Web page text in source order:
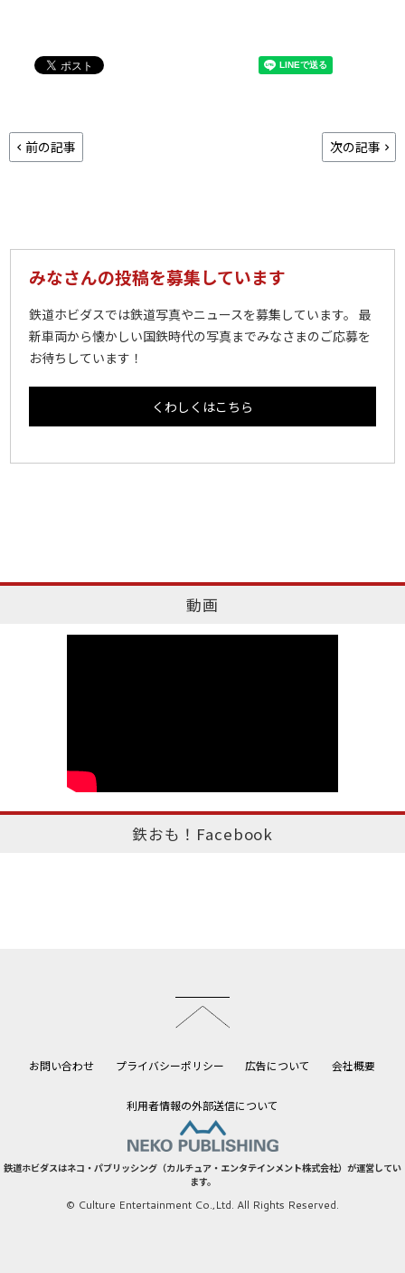
前の記事 次の記事
みなさんの投稿を募集しています
鉄道ホビダスでは鉄道写真やニュースを募集しています。 最
新車両から懐かしい国鉄時代の写真までみなさまのご応募を
お待ちしています！
くわしくはこちら
動画
鉄おも！Facebook
お問い合わせ プライバシーポリシー 広告について 会社概要
利用者情報の外部送信について
鉄道ホビダスはネコ・パブリッシング（カルチュア・エンタテインメント株式会社）が運営してい
ます。
© Culture Entertainment Co.,Ltd. All Rights Reserved.